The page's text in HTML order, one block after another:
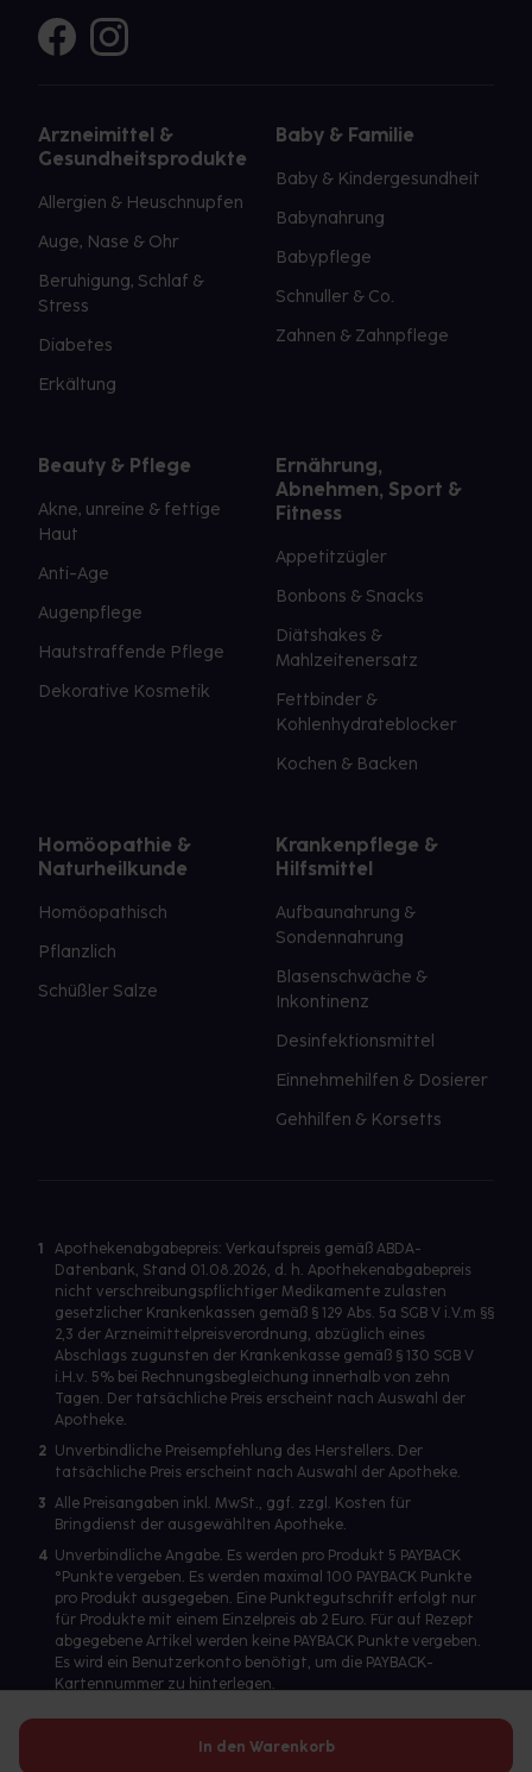
In den Warenkorb
Arzneimittel &
Gesundheitsprodukte
Allergien & Heuschnupfen
Auge, Nase & Ohr
Beruhigung, Schlaf &
Stress
Diabetes
Erkältung
Baby & Familie
Baby & Kindergesundheit
Babynahrung
Babypflege
Schnuller & Co.
Zahnen & Zahnpflege
Beauty & Pflege
Akne, unreine & fettige
Haut
Anti-Age
Augenpflege
Hautstraffende Pflege
Dekorative Kosmetik
Ernährung,
Abnehmen, Sport &
Fitness
Appetitzügler
Bonbons & Snacks
Diätshakes &
Mahlzeitenersatz
Fettbinder &
Kohlenhydrateblocker
Kochen & Backen
Homöopathie &
Naturheilkunde
Homöopathisch
Pflanzlich
Schüßler Salze
Krankenpflege &
Hilfsmittel
Aufbaunahrung &
Sondennahrung
Blasenschwäche &
Inkontinenz
Desinfektionsmittel
Einnehmehilfen & Dosierer
Gehhilfen & Korsetts
1
Apothekenabgabepreis: Verkaufspreis gemäß ABDA-
Datenbank, Stand 01.08.2026, d. h. Apothekenabgabepreis
nicht verschreibungspflichtiger Medikamente zulasten
gesetzlicher Krankenkassen gemäß § 129 Abs. 5a SGB V i.V.m §§
2,3 der Arzneimittelpreisverordnung, abzüglich eines
Abschlags zugunsten der Krankenkasse gemäß § 130 SGB V
i.H.v. 5% bei Rechnungsbegleichung innerhalb von zehn
Tagen. Der tatsächliche Preis erscheint nach Auswahl der
Apotheke.
2 Unverbindliche Preisempfehlung des Herstellers. Der
tatsächliche Preis erscheint nach Auswahl der Apotheke.
3 Alle Preisangaben inkl. MwSt., ggf. zzgl. Kosten für
Bringdienst der ausgewählten Apotheke.
4 Unverbindliche Angabe. Es werden pro Produkt 5 PAYBACK
°Punkte vergeben. Es werden maximal 100 PAYBACK Punkte
pro Produkt ausgegeben. Eine Punktegutschrift erfolgt nur
für Produkte mit einem Einzelpreis ab 2 Euro. Für auf Rezept
abgegebene Artikel werden keine PAYBACK Punkte vergeben.
Es wird ein Benutzerkonto benötigt, um die PAYBACK-
Kartennummer zu hinterlegen.